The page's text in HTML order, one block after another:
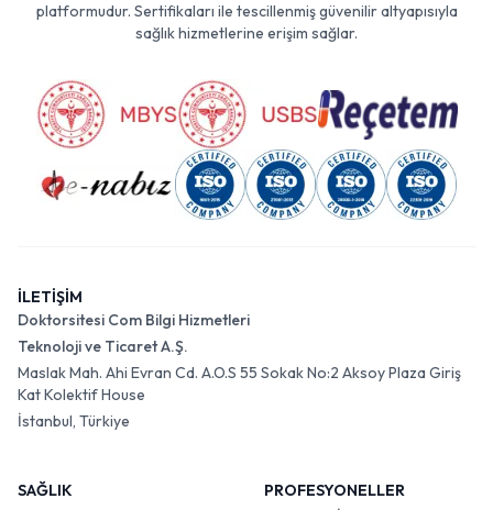
platformudur. Sertifikaları ile tescillenmiş güvenilir altyapısıyla
sağlık hizmetlerine erişim sağlar.
İLETİŞİM
Doktorsitesi Com Bilgi Hizmetleri
Teknoloji ve Ticaret A.Ş.
Maslak Mah. Ahi Evran Cd. A.O.S 55 Sokak No:2 Aksoy Plaza Giriş
Kat Kolektif House
İstanbul, Türkiye
SAĞLIK
PROFESYONELLER